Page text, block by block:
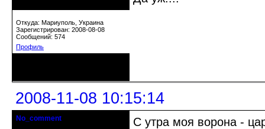
Откуда: Мариуполь, Украина
Зарегистрирован: 2008-08-08
Сообщений: 574
Профиль
2008-11-08 10:15:14
No_comment
С утра моя ворона -